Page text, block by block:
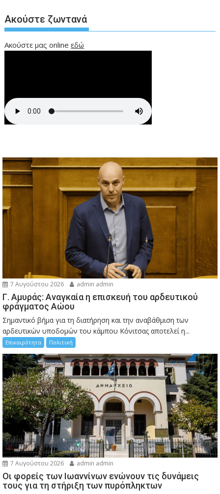
Ακούστε ζωντανά
Ακούστε μας onlineεδώ
7 Αυγούστου 2026 admin admin
Γ. Αμυράς: Αναγκαία η επισκευή του αρδευτικού
φράγματος Αώου
Σημαντικό βήμα για τη διατήρηση και την αναβάθμιση των
αρδευτικών υποδομών του κάμπου Κόνιτσας αποτελεί η...
Επικαιρότητα Πολιτική
7 Αυγούστου 2026 admin admin
Οι φορείς των Ιωαννίνων ενώνουν τις δυνάμεις
τους για τη στήριξη των πυρόπληκτων